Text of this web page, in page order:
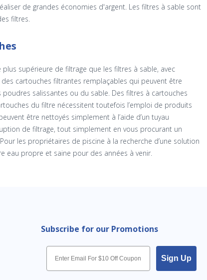
de grandes économies d'argent. Les filtres à sable sont
filtres.
supérieure de filtrage que les filtres à sable, avec
cartouches filtrantes remplaçables qui peuvent être
salissantes ou du sable. Des filtres à cartouches
du filtre nécessitent toutefois l’emploi de produits
être nettoyés simplement à l’aide d’un tuyau
de filtrage, tout simplement en vous procurant un
les propriétaires de piscine à la recherche d’une solution
eau propre et saine pour des années à venir.
Subscribe for our Promotions
Email
Sign Up